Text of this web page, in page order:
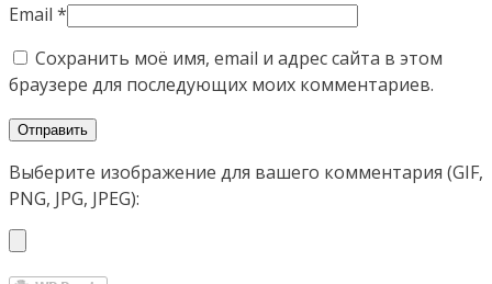
Email *
Сохранить моё имя, email и адрес сайта в этом
браузере для последующих моих комментариев.
Выберите изображение для вашего комментария (GIF,
PNG, JPG, JPEG):